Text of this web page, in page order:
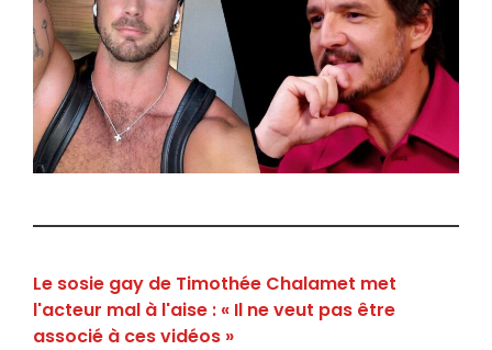
Le sosie gay de Timothée Chalamet met
l'acteur mal à l'aise : « Il ne veut pas être
associé à ces vidéos »